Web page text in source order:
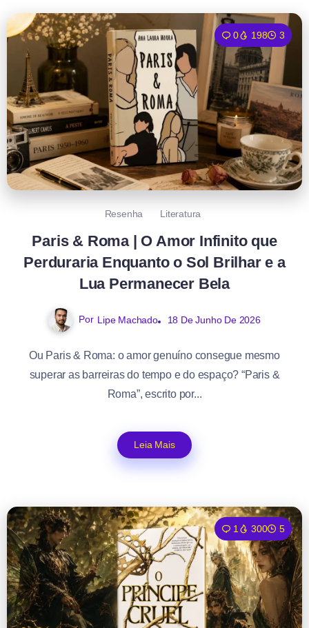
0 198 3
Resenha Literatura
Paris & Roma | O Amor Infinito que
Perduraria Enquanto o Sol Brilhar e a
Lua Permanecer Bela
Por Lipe Machado 18 De Junho De 2026
Ou Paris & Roma: o amor genuíno consegue mesmo
superar as barreiras do tempo e do espaço? “Paris &
Roma”, escrito por...
Leia Mais
1 300 5